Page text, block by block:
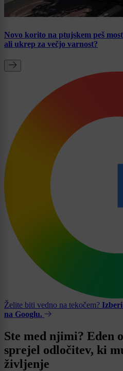
Novo korito na ptujskem peš
ali ukrep za večjo varnost?
Želite biti vedno na tekočem?
na Googlu.
Ste med njimi? Eden
sprejel odločitev, ki
življenje